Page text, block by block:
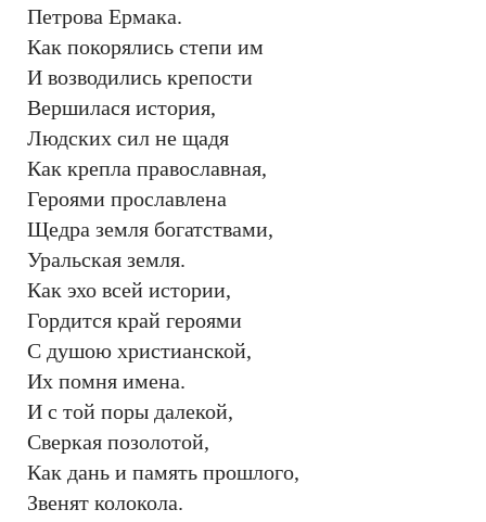
Петрова Ермака.
Как покорялись степи им
И возводились крепости
Вершилася история,
Людских сил не щадя
Как крепла православная,
Героями прославлена
Щедра земля богатствами,
Уральская земля.
Как эхо всей истории,
Гордится край героями
С душою христианской,
Их помня имена.
И с той поры далекой,
Сверкая позолотой,
Как дань и память прошлого,
Звенят колокола.